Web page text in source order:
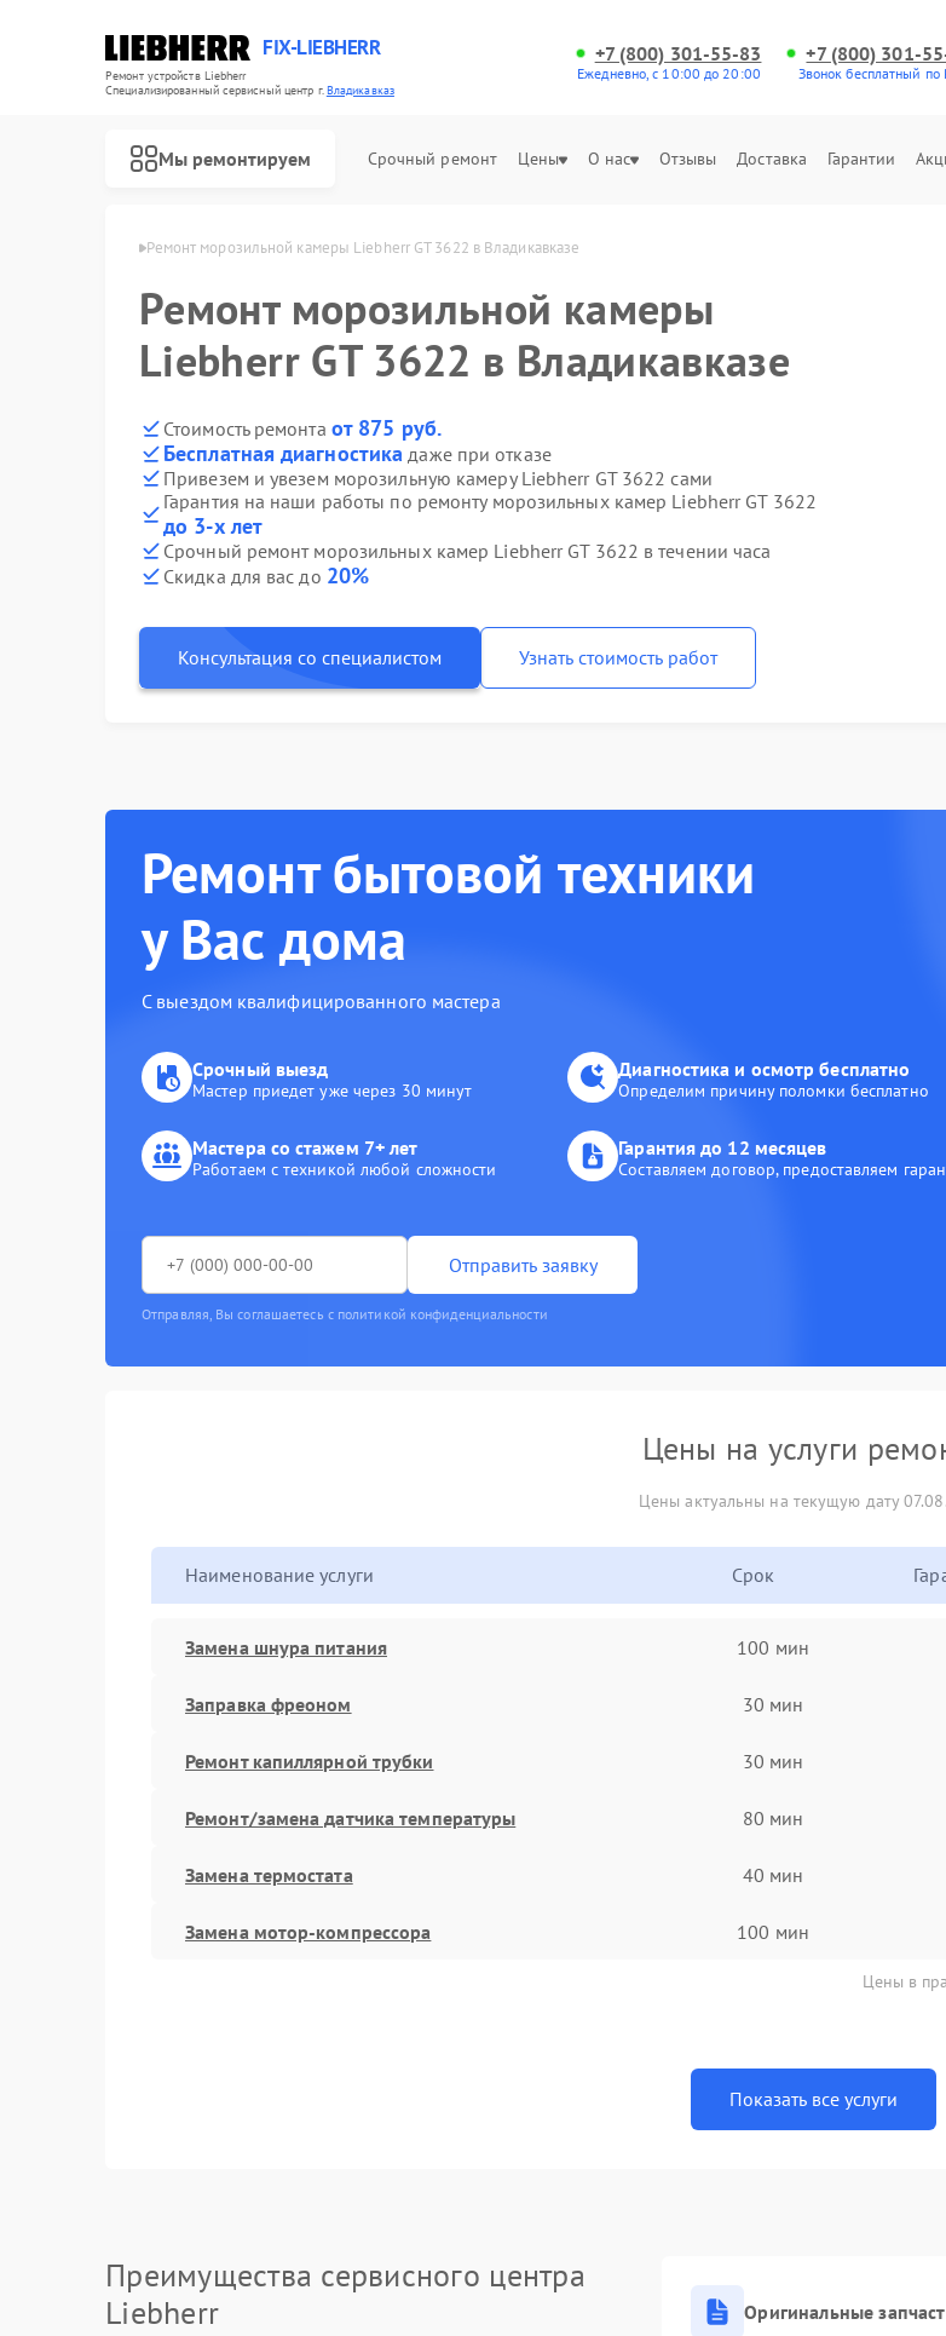
FIX-LIEBHERR
Ремонт устройств Liebherr
Специализированный cервисный центр г.Владикавказ
+7 (800) 301-55-83
Ежедневно, с 10:00 до 20:00
+7 (800) 301-
Звонок бесплатный
Мы ремонтируем Срочный ремонт Цены О нас Отзывы Доставка Гарантии
Ремонт морозильной камеры Liebherr GT 3622 в Владикавказе
Ремонт морозильной камеры
Liebherr GT 3622 в Владикавказе
Стоимость ремонта от 875 руб.
Бесплатная диагностика даже при отказе
Привезем и увезем морозильную камеру Liebherr GT 3622 сами
Гарантия на наши работы по ремонту морозильных камер Liebherr GT 3622
до 3-х лет
Срочный ремонт морозильных камер Liebherr GT 3622 в течении часа
Скидка для вас до 20%
Консультация со специалистом Узнать стоимость работ
Ремонт бытовой техники
у Вас дома
С выездом квалифицированного мастера
Срочный выезд
Мастер приедет уже через 30 минут
Диагностика и осмотр бесплатно
Определим причину поломки бесплатно
Мастера со стажем 7+ лет
Работаем с техникой любой сложности
Гарантия до 12 месяцев
Составляем договор, предоставляем
Отправить заявку
Отправляя, Вы соглашаетесь с политикой конфиденциальности
Цены на услуги
Цены актуальны на текущую дату
Наименование услуги Срок
Замена шнура питания 100 мин
Заправка фреоном 30 мин
Ремонт капиллярной трубки 30 мин
Ремонт/замена датчика температуры 80 мин
Замена термостата 40 мин
Замена мотор-компрессора 100 мин
Цены в
Показать все услуги
Преимущества сервисного центра
Liebherr
Оригинальные